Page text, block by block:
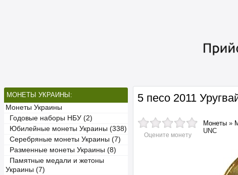
МОНЕТЫ УКРАИНЫ:
Монеты Украины
Годовые наборы НБУ (2)
Юбилейные монеты Украины (338)
Серебряные монеты Украины (7)
Разменные монеты Украины (8)
Памятные медали и жетоны
Украины (7)
5 песо 2011
Оцените монету
Монеты »
UNC